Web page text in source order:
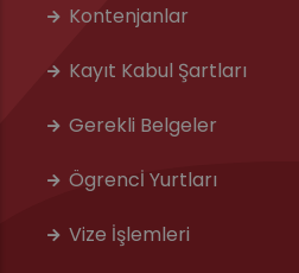
Kontenjanlar
Kayıt Kabul Şartları
Gerekli Belgeler
Ögrencİ Yurtları
Vize İşlemleri